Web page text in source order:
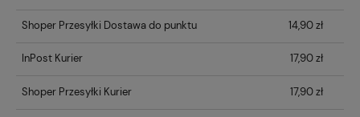
Shoper Przesyłki Dostawa do punktu 14,90 zł
InPost Kurier 17,90 zł
Shoper Przesyłki Kurier 17,90 zł